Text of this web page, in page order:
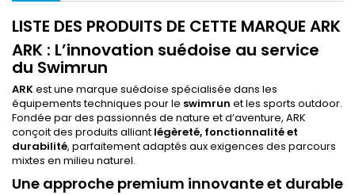
LISTE DES PRODUITS DE CETTE MARQUE ARK
ARK : L’innovation suédoise au service
du Swimrun
ARKest une marque suédoise spécialisée dans les
équipements techniques pour le swimrun et les sports outdoor.
Fondée par des passionnés de nature et d’aventure, ARK
conçoit des produits alliant légèreté, fonctionnalité et
durabilité, parfaitement adaptés aux exigences des parcours
mixtes en milieu naturel.
Une approche premium innovante et durable